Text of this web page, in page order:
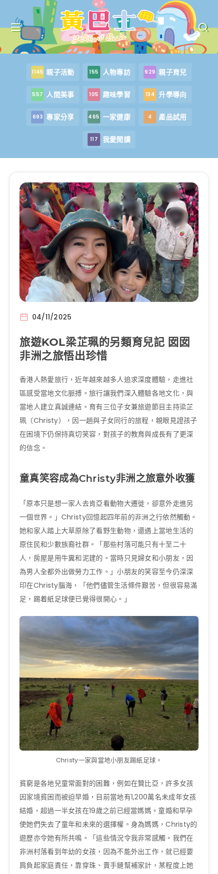
1145 親子活動 155 人物專訪 929 親子育兒
557 人間美事 105 趣味學習 134 升學導向
693 專家分享 465 一家健康 4 產品試用
117 我愛閱讀
04/11/2025
旅遊KOL梁芷珮的另類育兒記 囡囡
非洲之旅悟出珍惜
香港人熱愛旅行，近年越來越多人追求深度體驗，走進社
區感受當地文化脈搏。旅行讓我們深入體驗各地文化，與
當地人建立真誠連結。育有三位子女兼旅遊節目主持梁芷
珮（Christy），因一趟與子女同行的旅程，親眼見證孩子
在困境下仍保持真切笑容，對孩子的教育與成長有了更深
的信念。
童真笑容成為Christy非洲之旅意外收獲
「原本只是想一家人去肯亞看動物大遷徙，卻意外走進另
一個世界。」Christy回憶起四年前的非洲之行依然觸動。
她和家人踏上大草原除了看野生動物，還遇上當地生活的
原住民和少數族裔社群。「那些村落可能只有十至二十
人，房屋是用牛糞和泥建的。當時只見婦女和小朋友，因
為男人全都外出做勞力工作。」小朋友的笑容至今仍深深
印在Christy腦海，「他們儘管生活條件艱苦，但很容易滿
足，踢着紙足球便已覺得很開心。」
Christy一家與當地小朋友踢紙足球。
貧窮是各地兒童常面對的困難，例如在贊比亞，許多女孩
因家境貧困而被迫早婚，目前當地有1,200萬名未成年女孩
結婚，超過一半女孩在19歲之前已經當媽媽。童婚和早孕
使她們失去了童年和未來的選擇權。身為媽媽，Christy的
遊歷亦令她有所共鳴。「這些情況令我非常感觸。我們在
非洲村落看到年幼的女孩，因為不能外出工作，就已經要
肩負起家庭責任，靠穿珠、賣手鏈幫補家計，某程度上她